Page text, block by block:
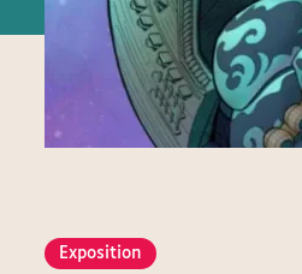
Exposition